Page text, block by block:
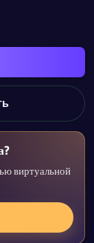
виртуальной